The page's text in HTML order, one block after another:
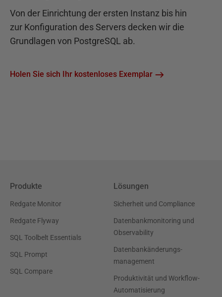
Von der Einrichtung der ersten Instanz bis hin
zur Konfiguration des Servers decken wir die
Grundlagen von PostgreSQL ab.
Holen Sie sich Ihr kostenloses Exemplar
Produkte
Redgate Monitor
Redgate Flyway
SQL Toolbelt Essentials
SQL Prompt
SQL Compare
Lösungen
Sicherheit und Compliance
Datenbankmonitoring und
Observability
Datenbankänderungs-
management
Produktivität und Workflow-
Automatisierung